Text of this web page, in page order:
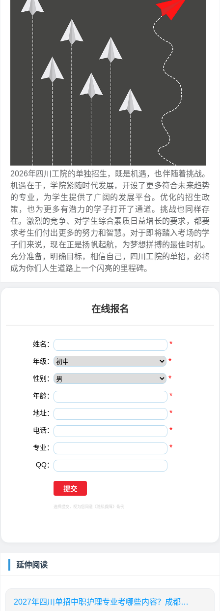
2026年四川工院的单独招生，既是机遇，也伴随着挑战。
机遇在于，学院紧随时代发展，开设了更多符合未来趋势
的专业，为学生提供了广阔的发展平台。优化的招生政
策，也为更多有潜力的学子打开了通道。挑战也同样存
在。激烈的竞争、对学生综合素质日益增长的要求，都要
求考生们付出更多的努力和智慧。对于即将踏入考场的学
子们来说，现在正是扬帆起航，为梦想拼搏的最佳时机。
充分准备，明确目标，相信自己，四川工院的单招，必将
成为你们人生道路上一个闪亮的里程碑。
在线报名
姓名： *
年级： *
性别： *
年龄： *
地址： *
电话： *
专业： *
QQ：
选择提交，视为您同意 《隐私保障》 条例
延伸阅读
2027年四川单招中职护理专业考哪些内容？成都有哪些机构提供护理专业线下培训？